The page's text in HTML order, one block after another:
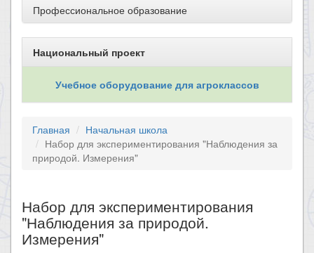
Профессиональное образование
Национальный проект
Учебное оборудование для агроклассов
Главная
Начальная школа
Набор для экспериментирования "Наблюдения за
природой. Измерения"
Набор для экспериментирования
"Наблюдения за природой.
Измерения"